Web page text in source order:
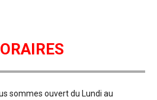
sommes ouvert du Lundi au